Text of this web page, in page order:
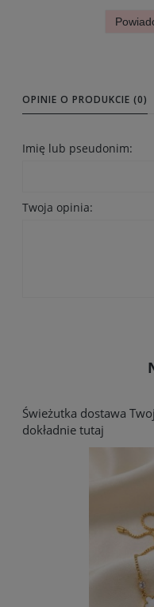
OPINIE O PRODUKCIE (0)
Imię lub pseudonim:
Twoja opinia:
Świeżutka dostawa
dokładnie tutaj